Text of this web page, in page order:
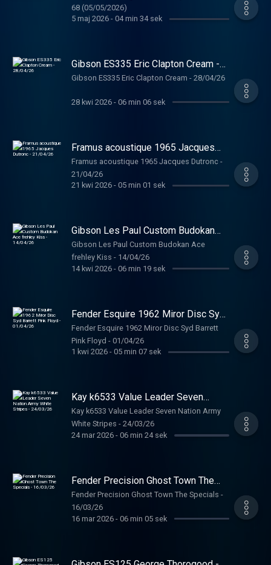
68 (05/05/2026)
5 maj 2026- 04 min 34 sek
Gibson ES335 Eric Clapton Cream -
28/04/26
Gibson ES335 Eric Clapton Cream - 28/04/26
28 kwi 2026- 06 min 06 sek
Framus acoustique 1965 Jacques
Dutronc - 21/04/26
Framus acoustique 1965 Jacques Dutronc -
21/04/26
21 kwi 2026- 05 min 01 sek
Gibson Les Paul Custom Budokan
Ace frehley Kiss - 14/04/26
Gibson Les Paul Custom Budokan Ace
frehley Kiss - 14/04/26
14 kwi 2026- 06 min 19 sek
Fender Esquire 1962 Miror Disc Syd
Barrett Pink Floyd - 01/04/26
Fender Esquire 1962 Miror Disc Syd Barrett
Pink Floyd - 01/04/26
1 kwi 2026- 05 min 07 sek
Kay k6533 Value Leader Seven
Nation Army White Stripes -
24/03/26
Kay k6533 Value Leader Seven Nation Army
White Stripes - 24/03/26
24 mar 2026- 06 min 24 sek
Fender Precision Ghost Town The
Specials - 16/03/26
Fender Precision Ghost Town The Specials -
16/03/26
16 mar 2026- 06 min 05 sek